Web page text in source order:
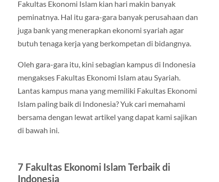
Fakultas Ekonomi Islam kian hari makin banyak
peminatnya. Hal itu gara-gara banyak perusahaan dan
juga bank yang menerapkan ekonomi syariah agar
butuh tenaga kerja yang berkompetan di bidangnya.
Oleh gara-gara itu, kini sebagian kampus di Indonesia
mengakses Fakultas Ekonomi Islam atau Syariah.
Lantas kampus mana yang memiliki Fakultas Ekonomi
Islam paling baik di Indonesia? Yuk cari memahami
bersama dengan lewat artikel yang dapat kami sajikan
di bawah ini.
7 Fakultas Ekonomi Islam Terbaik di
Indonesia